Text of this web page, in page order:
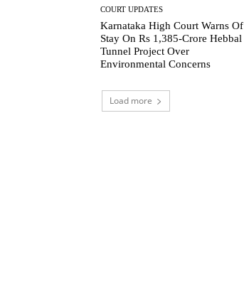
COURT UPDATES
Karnataka High Court Warns Of
Stay On Rs 1,385-Crore Hebbal
Tunnel Project Over
Environmental Concerns
Load more